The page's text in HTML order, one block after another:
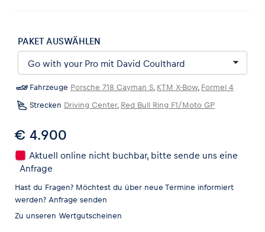
PAKET AUSWÄHLEN
Fahrzeuge Porsche 718 Cayman S, KTM X-Bow, Formel 4
Strecken Driving Center, Red Bull Ring F1/Moto GP
€ 4.900
Aktuell online nicht buchbar, bitte sende uns eine
Anfrage
Hast du Fragen? Möchtest du über neue Termine informiert
werden? Anfrage senden
Zu unseren Wertgutscheinen